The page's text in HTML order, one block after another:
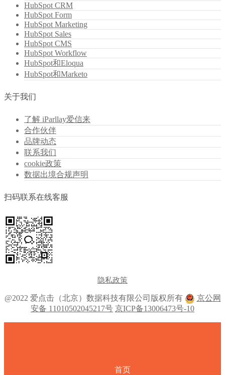
HubSpot CRM
HubSpot Form
HubSpot Marketing
HubSpot Sales
HubSpot CMS
HubSpot Workflow
HubSpot和Eloqua
HubSpot和Marketo
关于我们
了解 iParllay爱信来
合作伙伴
品牌动态
联系我们
cookie政策
数据出境合规声明
扫码联系在线客服
隐私政策
@2022 爱点击（北京）数据科技有限公司版权所有
京公网
安备 11010502045217号 京ICP备13006473号-10
首页